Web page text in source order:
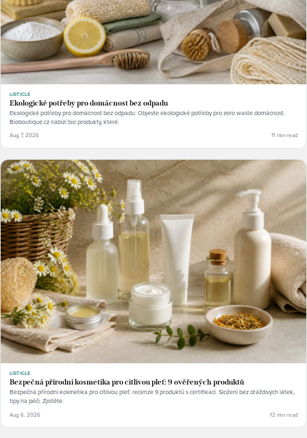
LISTICLE
Ekologické potřeby pro domácnost bez odpadu
Ekologické potřeby pro domácnost bez odpadu: Objevte ekologické potřeby pro zero waste domácnost.
Bioboutique.cz nabízí bio produkty, které.
Aug 7, 2026 11 min read
LISTICLE
Bezpečná přírodní kosmetika pro citlivou pleť: 9 ověřených produktů
Bezpečná přírodní kosmetika pro citlivou pleť: recenze 9 produktů s certifikací. Složení bez dráždivých látek,
tipy na péči. Zjistěte.
Aug 6, 2026 12 min read